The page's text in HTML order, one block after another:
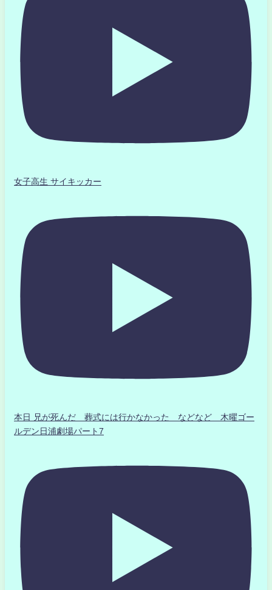
女子高生 サイキッカー
本日 兄が死んだ 葬式には行かなかった などなど 木曜ゴー
ルデン日浦劇場パート7